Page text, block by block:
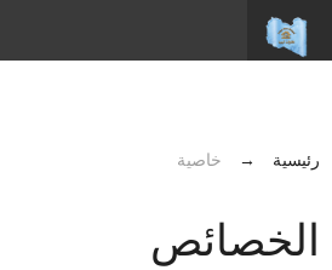
رئيسية → خاصية
الخصائص